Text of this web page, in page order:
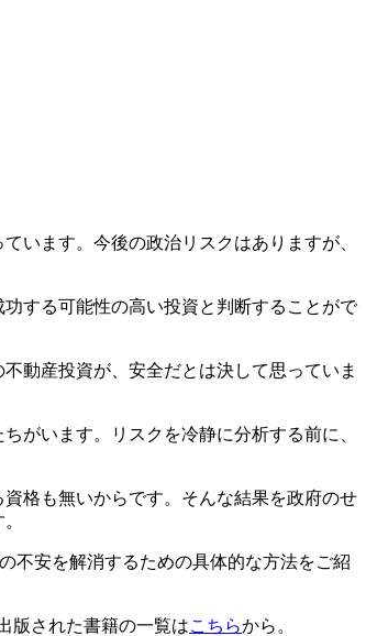
います。今後の政治リスクはありますが、
する可能性の高い投資と判断することがで
動産投資が、安全だとは決して思っていま
がいます。リスクを冷静に分析する前に、
格も無いからです。そんな結果を政府のせ
不安を解消するための具体的な方法をご紹
版された書籍の一覧はこちらから。